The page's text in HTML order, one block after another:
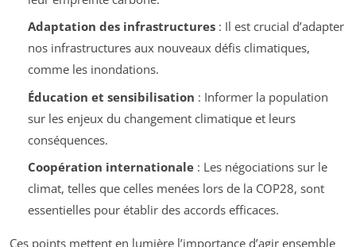
Adaptation des infrastructures: Il est crucial d’adapter
nos infrastructures aux nouveaux défis climatiques,
comme les inondations.
Éducation et sensibilisation : Informer la population
sur les enjeux du changement climatique et leurs
conséquences.
Coopération internationale: Les négociations sur le
climat, telles que celles menées lors de la COP28, sont
essentielles pour établir des accords efficaces.
Ces points mettent en lumière l’importance d’agir ensemble